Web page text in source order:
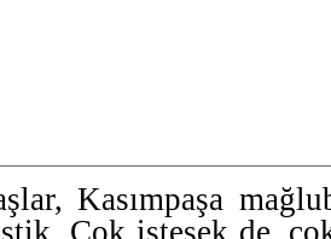
Kasımpaşa
Çok istesek de,